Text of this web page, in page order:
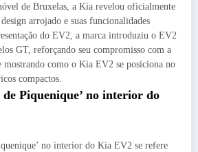
de Bruxelas, a Kia revelou oficialmente
arrojado e suas funcionalidades
do EV2, a marca introduziu o EV2
GT, reforçando seu compromisso com a
mostrando como o Kia EV2 se posiciona no
compactos.
de Piquenique’ no interior do
no interior do Kia EV2 se refere